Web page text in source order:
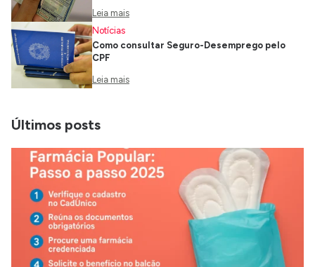
Leia mais
Notícias
Como consultar Seguro-Desemprego pelo
CPF
Leia mais
Últimos posts